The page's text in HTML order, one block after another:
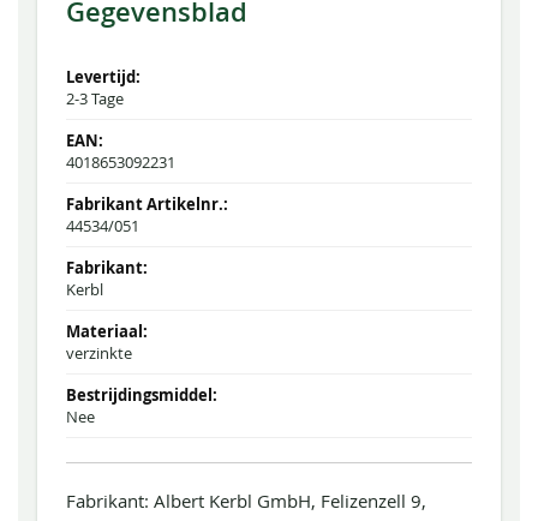
Gegevensblad
2-3 Tage
4018653092231
44534/051
Kerbl
verzinkte
Nee
Fabrikant: Albert Kerbl GmbH, Felizenzell 9,